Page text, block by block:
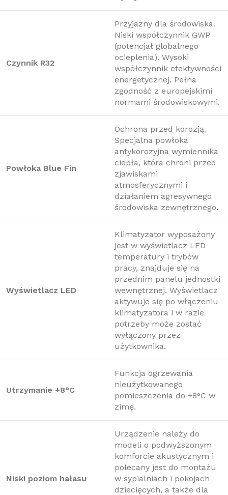
Czynnik R32
Przyjazny dla środowiska.
Niski współczynnik GWP
(potencjał globalnego
ocieplenia). Wysoki
współczynnik efektywności
energetycznej. Pełna
zgodność z europejskimi
normami środowiskowymi.
Powłoka Blue Fin
Ochrona przed korozją.
Specjalna powłoka
antykorozyjna wymiennika
ciepła, która chroni przed
zjawiskami
atmosferycznymi i
działaniem agresywnego
środowiska zewnętrznego.
Wyświetlacz LED
Klimatyzator wyposażony
jest w wyświetlacz LED
temperatury i trybów
pracy, znajduje się na
przednim panelu jednostki
wewnętrznej. Wyświetlacz
aktywuje się po włączeniu
klimatyzatora i w razie
potrzeby może zostać
wyłączony przez
użytkownika.
Utrzymanie +8°C
Funkcja ogrzewania
nieużytkowanego
pomieszczenia do +8°C w
zimę.
Niski poziom hałasu
Urządzenie należy do
modeli o podwyższonym
komforcie akustycznym i
polecany jest do montażu
w sypialniach i pokojach
dziecięcych, a także dla